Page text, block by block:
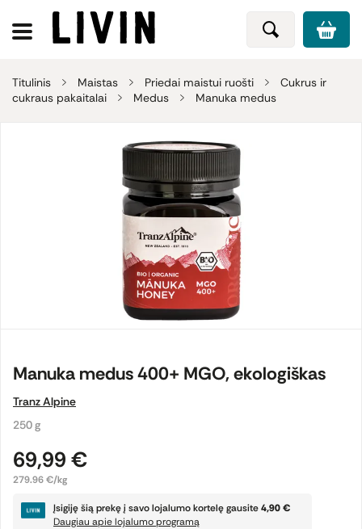
Titulinis Maistas Priedai maistui ruošti
Cukrus ir
cukraus pakaitalai
Medus Manuka medus
Manuka medus 400+ MGO, ekologiškas
Tranz Alpine
250 g
69,99 €
279.96 €/kg
Įsigiję šią prekę į savo lojalumo kortelę gausite4,90 €
Daugiau apie lojalumo programą